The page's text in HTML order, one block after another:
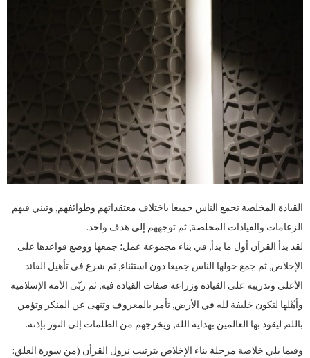
القيادة المخلصة تجمع الناس جميعا باختلاف معتقداتهم وطوائفهم, وتبني فيهم
الزعامات والقيادات المخلصة, ثم توجههم إلى هدف واحد.
لقد بدأ القرآن أول ما بدأ, في بناء مجموعة عمل؛ جمعها ووضع قواعدها على
الإخلاص, ثم جمع حولها الناس جميعا دون استثناء, ثم شرع في تأهيل القائد
الأعلى وتدريبه على القيادة وزراعة صفات القيادة فيه, ثم ربّى الأمة الإسلامية
وأهّلها لتكون خليفة لله في الأرض, تأمر بالمعروف وتنهى عن المنكر وتؤمن
بالله, ليقود بها العالمين بهداية الله, ويخرجهم من الظلمات إلى النور بإذنه.
وفيما يلي خلاصة مرحلة بناء الإخلاص بترتيب نزول القرأن (من سورة العلق: